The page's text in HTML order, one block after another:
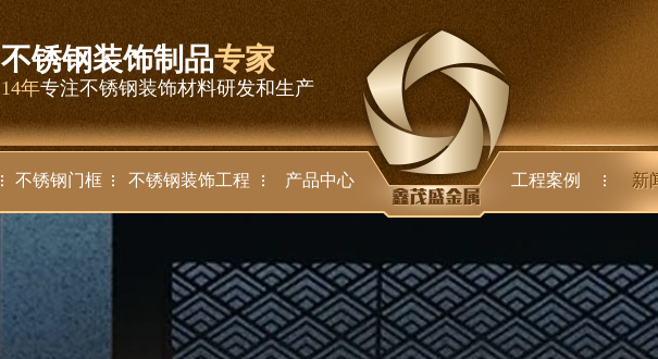
不锈钢装饰制品专家
14年专注不锈钢装饰材料研发和生产
不锈钢门框 不锈钢装饰工程 产品中心 工程案例 新